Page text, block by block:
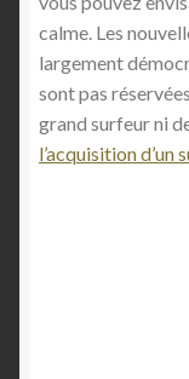
calme. Les
largement
sont pas
grand surfeur ni
l’acquisition